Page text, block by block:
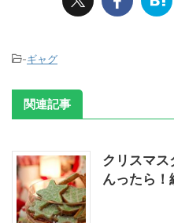
-ギャグ
関連記事
クリスマス
んったら！